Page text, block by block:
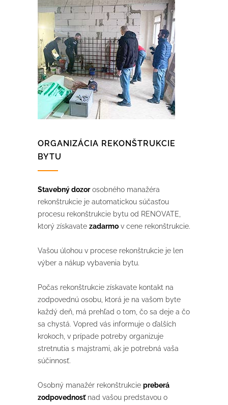
ORGANIZÁCIA REKONŠTRUKCIE
BYTU
Stavebný dozorosobného manažéra
rekonštrukcie je automatickou súčasťou
procesu rekonštrukcie bytu od RENOVATE,
ktorý získavate zadarmo v cene rekonštrukcie.
Vašou úlohou v procese rekonštrukcie je len
výber a nákup vybavenia bytu.
Počas rekonštrukcie získavate kontakt na
zodpovednú osobu, ktorá je na vašom byte
každý deň, má prehľad o tom, čo sa deje a čo
sa chystá. Vopred vás informuje o ďalších
krokoch, v prípade potreby organizuje
stretnutia s majstrami, ak je potrebná vaša
súčinnosť.
Osobný manažér rekonštrukcie preberá
zodpovednosťnad vašou predstavou o